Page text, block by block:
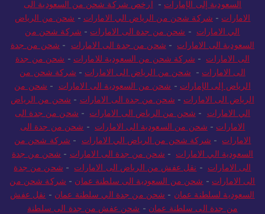
السعودية إلى الإمارات - ارخص شركة شحن من السعودية الى
الامارات - شركة شحن من الرياض الي الامارات - شحن من الرياض
الي الامارات - شحن من جدة الى الامارات - شركة شحن من
السعودية الى الامارات - شحن من جدة الى الامارات - شحن من جدة
الى الامارات - شركة شحن من السعودية للامارات - شحن من جدة
الى الامارات - شحن من الرياض الى الامارات - شركة شحن من
الرياض إلى الإمارات - شحن من السعودية الى الامارات - شحن من
الرياض الى الامارات - شحن من جدة الى الامارات - شحن من الرياض
الي الامارات - شحن من الرياض الى الامارات - شحن من جدة الى
الامارات - شحن من السعودية الى الامارات - شحن من جدة الى
الامارات - شركة شحن من الرياض الي الامارات - شركة شحن من
السعودية الي الامارات - شحن من جدة الى الامارات - شحن من جدة
الى الامارات - نقل عفش من الرياض الى الامارات - شحن من جدة
الى الامارات - شحن من السعودية الى سلطنة عمان - شركة شحن من
السعودية لسلطنة عمان - شحن من جدة الي سلطنة عمان - نقل عفش
من جدة الى سلطنة عمان - شحن عفش من جدة الى سلطنة